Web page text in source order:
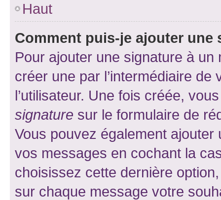
Haut
Comment puis-je ajouter une
Pour ajouter une signature à un
créer une par l’intermédiaire
l’utilisateur. Une fois créée,
signature sur le formulaire de
Vous pouvez également
vos messages en cochant la
choisissez cette dernière
sur chaque message votre